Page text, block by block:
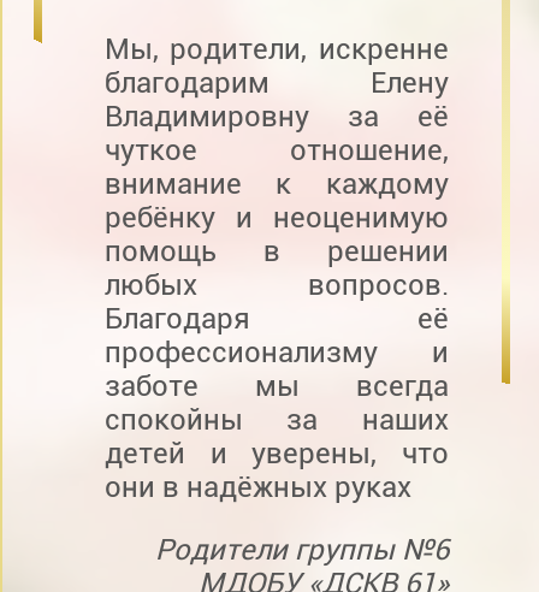
Мы, родители, искренне
благодарим Елену
Владимировну за её
чуткое отношение,
внимание к каждому
ребёнку и неоценимую
помощь в решении
любых вопросов.
Благодаря её
профессионализму и
заботе мы всегда
спокойны за наших
детей и уверены, что
они в надёжных руках
Родители группы №6
МДОБУ «ДСКВ 61»